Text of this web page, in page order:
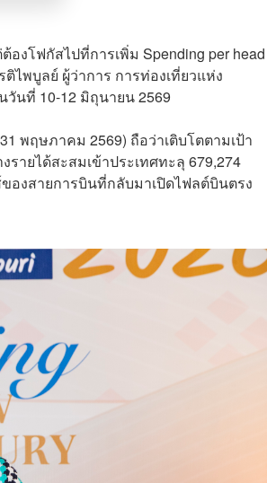
องโฟกัสไปที่การเพิ่ม Spending per head
ติไพบูลย์ ผู้ว่าการ การท่องเที่ยวแห่ง
วันที่ 10-12 มิถุนายน 2569
พฤษภาคม 2569) ถือว่าเติบโตตามเป้า
รายได้สะสมเข้าประเทศทะลุ 679,274
งสายการบินที่กลับมาเปิดไฟลต์บินตรง